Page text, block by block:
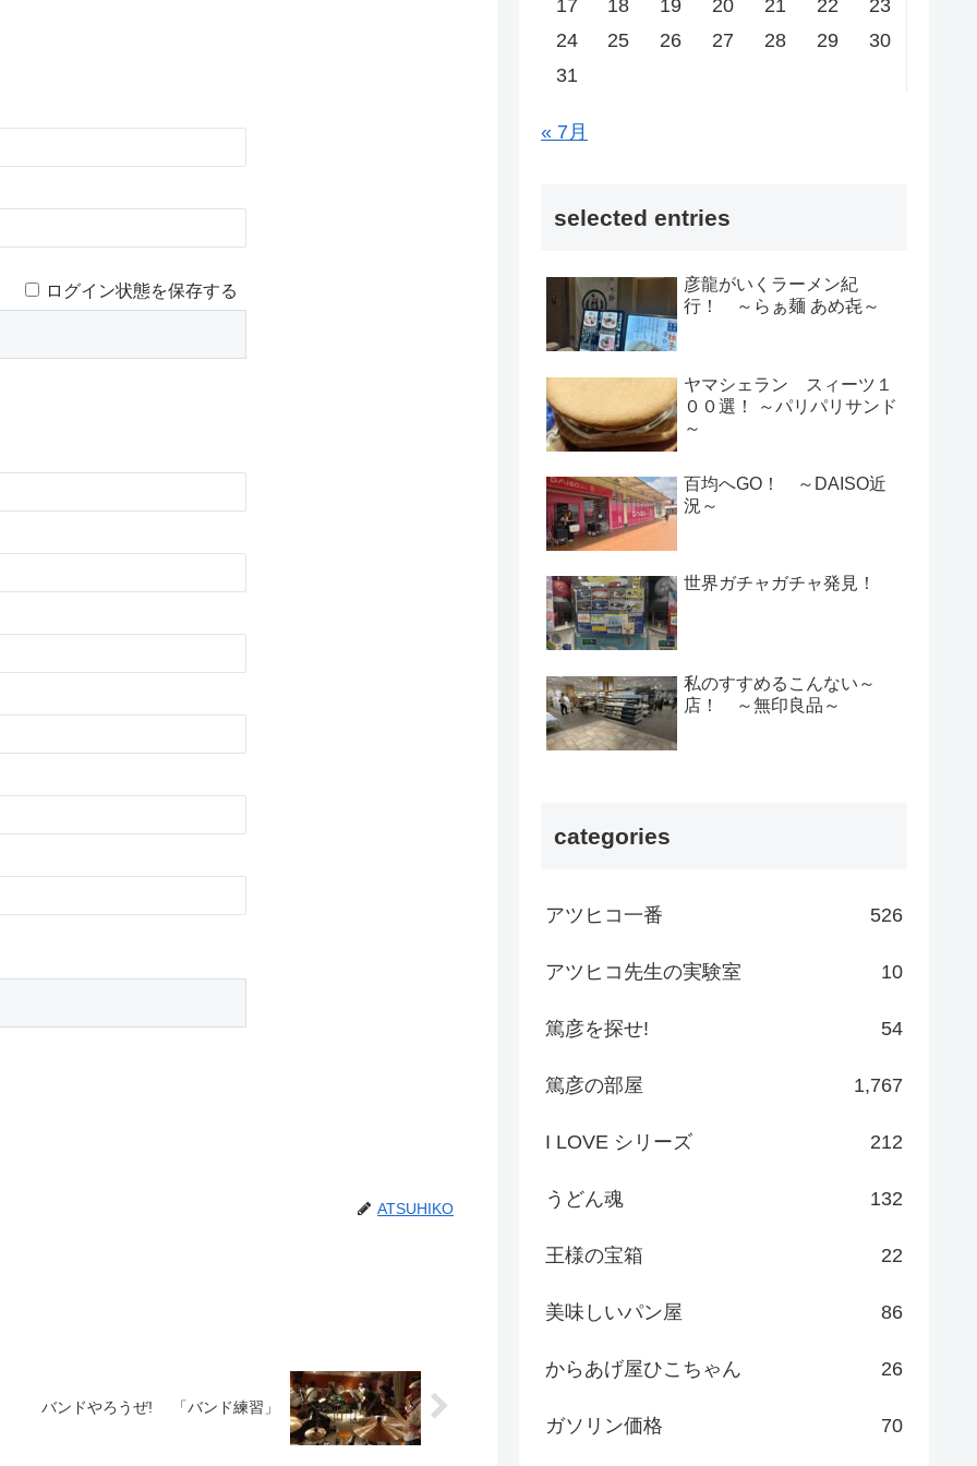
ログイン状態を保存する
ATSUHIKO
バンドやろうぜ! 「バンド練習」
17 18 19 20 21 22
23
24
25 26 27 28 29
30
31
« 7月
selected entries
彦龍がいくラーメン紀
行！ ～らぁ麺 あめ㐂～
ヤマシェラン スィーツ１
００選！ ～パリパリサンド
～
百均へGO！ ～DAISO近
況～
世界ガチャガチャ発見！
私のすすめるこんない～
店！ ～無印良品～
categories
アツヒコ一番 526
アツヒコ先生の実験室 10
篤彦を探せ! 54
篤彦の部屋 1,767
I LOVE シリーズ 212
うどん魂 132
王様の宝箱 22
美味しいパン屋 86
からあげ屋ひこちゃん 26
ガソリン価格 70